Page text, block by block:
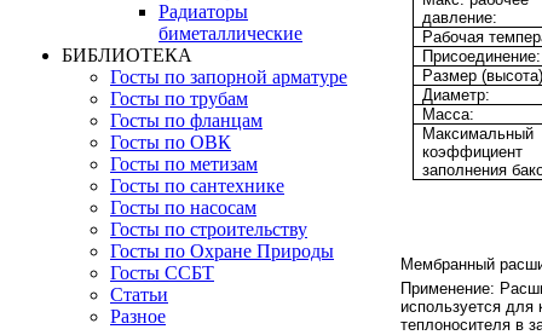
Радиаторы
биметаллические
БИБЛИОТЕКА
Госты по запорной арматуре
Госты по трубам
Госты по фланцам
Госты по ОВК
Госты по метизам
Госты по сантехнике
Госты по насосам
Госты по строительству
Госты по Охране Природы
Госты ССБТ
Статьи
Разное
давление:
Рабочая
Присоединение:
Размер
Диаметр:
Масса:
Максимальный
коэффициент
заполнения
Мембранный
Применение:
используется для
теплоносителя в